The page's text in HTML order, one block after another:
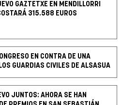
GAZTETXE EN MENDILLORRI
315.588 EUROS
EN CONTRA DE UNA
GUARDIAS CIVILES DE ALSASUA
JUNTOS: AHORA SE HAN